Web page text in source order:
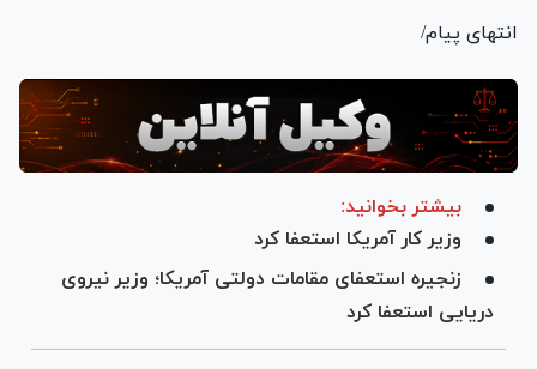
انتهای پیام/
بیشتر بخوانید:
وزیر کار آمریکا استعفا کرد
زنجیره استعفای مقامات دولتی آمریکا؛ وزیر نیروی
دریایی استعفا کرد